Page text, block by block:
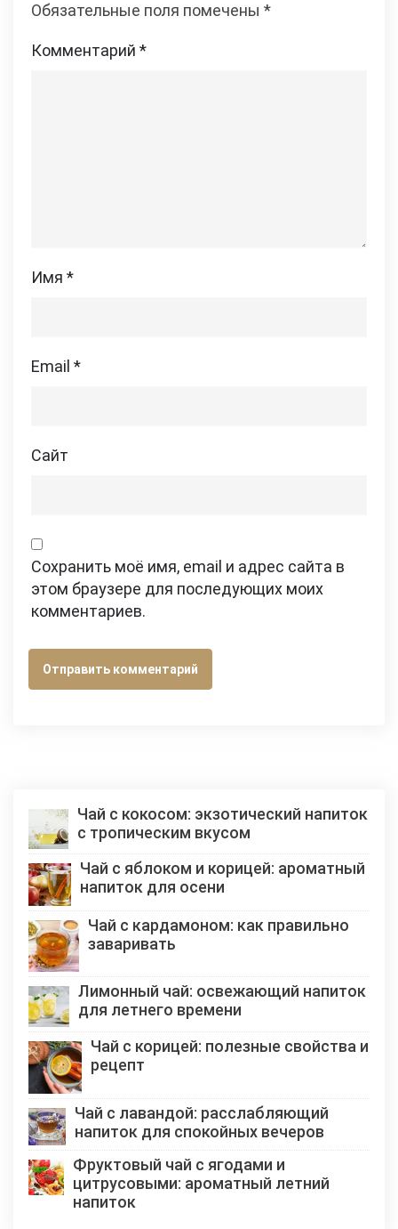
Обязательные поля помечены *
Комментарий *
Имя *
Email *
Сайт
Сохранить моё имя, email и адрес сайта в
этом браузере для последующих моих
комментариев.
Чай с кокосом: экзотический напиток
с тропическим вкусом
Чай с яблоком и корицей: ароматный
напиток для осени
Чай с кардамоном: как правильно
заваривать
Лимонный чай: освежающий напиток
для летнего времени
Чай с корицей: полезные свойства и
рецепт
Чай с лавандой: расслабляющий
напиток для спокойных вечеров
Фруктовый чай с ягодами и
цитрусовыми: ароматный летний
напиток